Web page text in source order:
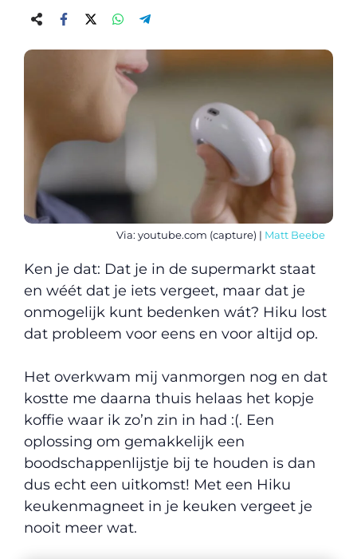
Via: youtube.com (capture) | Matt Beebe
Ken je dat: Dat je in de supermarkt staat
en wéét dat je iets vergeet, maar dat je
onmogelijk kunt bedenken wát? Hiku lost
dat probleem voor eens en voor altijd op.
Het overkwam mij vanmorgen nog en dat
kostte me daarna thuis helaas het kopje
koffie waar ik zo’n zin in had :(. Een
oplossing om gemakkelijk een
boodschappenlijstje bij te houden is dan
dus echt een uitkomst! Met een Hiku
keukenmagneet in je keuken vergeet je
nooit meer wat.